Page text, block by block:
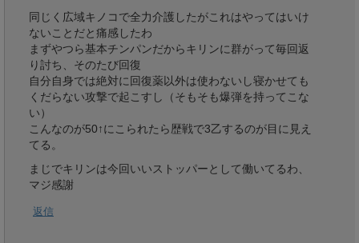
同じく広域キノコで全力介護したがこれはやってはいけ
ないことだと痛感したわ
まずやつら基本チンパンだからキリンに群がって毎回返
り討ち、そのたび回復
自分自身では絶対に回復薬以外は使わないし寝かせても
くだらない攻撃で起こすし（そもそも爆弾を持ってこな
い）
こんなのが50↑にこられたら歴戦で3乙するのが目に見え
てる。
まじでキリンは今回いいストッパーとして働いてるわ、
マジ感謝
返信